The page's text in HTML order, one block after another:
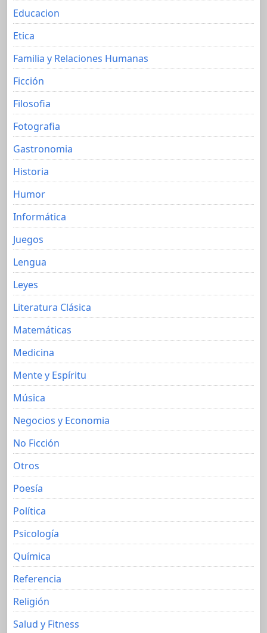
Educacion
Etica
Familia y Relaciones Humanas
Ficción
Filosofia
Fotografia
Gastronomia
Historia
Humor
Informática
Juegos
Lengua
Leyes
Literatura Clásica
Matemáticas
Medicina
Mente y Espíritu
Música
Negocios y Economia
No Ficción
Otros
Poesía
Política
Psicología
Química
Referencia
Religión
Salud y Fitness